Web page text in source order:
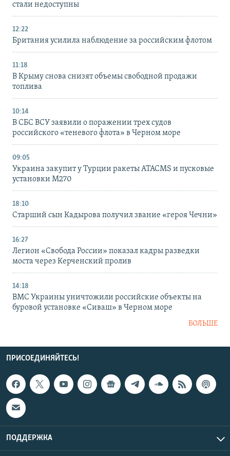
стали недоступны
12:22
Британия усилила наблюдение за российским флотом
11:18
В Крыму снова снизят объемы свободной продажи
топлива
10:14
В СБС ВСУ заявили о поражении трех судов
российского «теневого флота» в Черном море
09:05
Украина закупит у Турции ракеты ATACMS и пусковые
установки M270
18:10
Старший сын Кадырова получил звание «героя Чечни»
16:27
Легион «Свобода России» показал кадры разведки
моста через Керченский пролив
14:18
ВМС Украины уничтожили российские объекты на
буровой установке «Сиваш» в Черном море
БОЛЬШЕ
ПРИСОЕДИНЯЙТЕСЬ!
ПОДДЕРЖКА